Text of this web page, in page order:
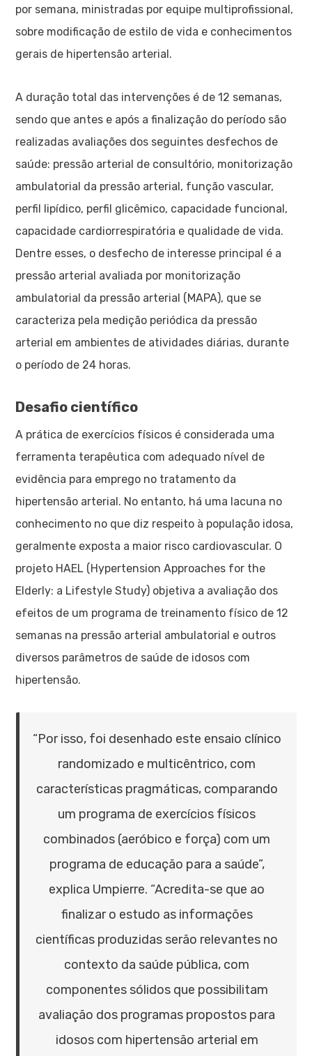
por semana, ministradas por equipe multiprofissional,
sobre modificação de estilo de vida e conhecimentos
gerais de hipertensão arterial.
A duração total das intervenções é de 12 semanas,
sendo que antes e após a finalização do período são
realizadas avaliações dos seguintes desfechos de
saúde: pressão arterial de consultório, monitorização
ambulatorial da pressão arterial, função vascular,
perfil lipídico, perfil glicêmico, capacidade funcional,
capacidade cardiorrespiratória e qualidade de vida.
Dentre esses, o desfecho de interesse principal é a
pressão arterial avaliada por monitorização
ambulatorial da pressão arterial (MAPA), que se
caracteriza pela medição periódica da pressão
arterial em ambientes de atividades diárias, durante
o período de 24 horas.
Desafio científico
A prática de exercícios físicos é considerada uma
ferramenta terapêutica com adequado nível de
evidência para emprego no tratamento da
hipertensão arterial. No entanto, há uma lacuna no
conhecimento no que diz respeito à população idosa,
geralmente exposta a maior risco cardiovascular. O
projeto HAEL (Hypertension Approaches for the
Elderly: a Lifestyle Study) objetiva a avaliação dos
efeitos de um programa de treinamento físico de 12
semanas na pressão arterial ambulatorial e outros
diversos parâmetros de saúde de idosos com
hipertensão.
“Por isso, foi desenhado este ensaio clínico
randomizado e multicêntrico, com
características pragmáticas, comparando
um programa de exercícios físicos
combinados (aeróbico e força) com um
programa de educação para a saúde”,
explica Umpierre. “Acredita-se que ao
finalizar o estudo as informações
científicas produzidas serão relevantes no
contexto da saúde pública, com
componentes sólidos que possibilitam
avaliação dos programas propostos para
idosos com hipertensão arterial em